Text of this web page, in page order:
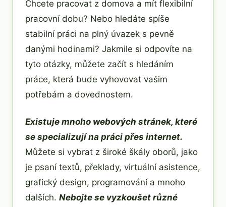
Chcete pracovat z domova a mít flexibilní
pracovní dobu? Nebo hledáte spíše
stabilní práci na plný úvazek s pevně
danými hodinami? Jakmile si odpovíte na
tyto otázky, můžete začít s hledáním
práce, která bude vyhovovat vašim
potřebám a dovednostem.
Existuje mnoho webových stránek, které
se specializují na práci přes internet.
Můžete si vybrat z široké škály oborů, jako
je psaní textů, překlady, virtuální asistence,
grafický design, programování a mnoho
dalších. Nebojte se vyzkoušet různé